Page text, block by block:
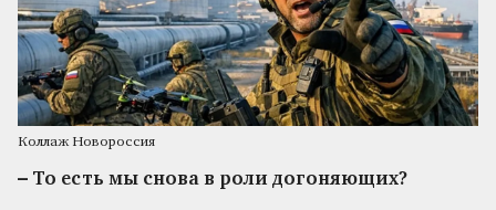
Коллаж Новороссия
– То есть мы снова в роли догоняющих?